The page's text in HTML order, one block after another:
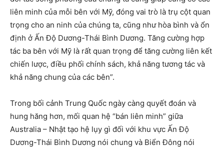
liên minh của mỗi bên với Mỹ, đóng vai trò là trụ cột quan
trọng cho an ninh của chúng ta, cũng như hòa bình và ổn
định ở Ấn Độ Dương-Thái Bình Dương. Tăng cường hợp
tác ba bên với Mỹ là rất quan trọng để tăng cường liên kết
chiến lược, điều phối chính sách, khả năng tương tác và
khả năng chung của các bên”.
Trong bối cảnh Trung Quốc ngày càng quyết đoán và
hung hăng hơn, mối quan hệ “bán liên minh” giữa
Australia – Nhật tạo hệ lụy gì đối với khu vực Ấn Độ
Dương-Thái Bình Dương nói chung và Biển Đông nói